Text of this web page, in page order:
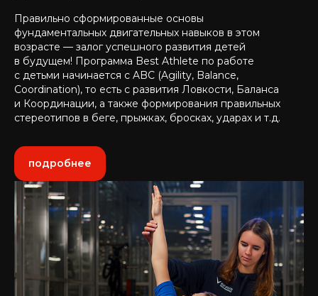
Правильно сформированные основы
фундаментальных двигательных навыков в этом
возрасте — залог успешного развития детей
в будущем! Программа Best Athlete по работе
с детьми начинается с ABC (Agility, Balance,
Coordination), то есть с развития Ловкости, Баланса
и Координации, а также формирования правильных
стереотипов в беге, прыжках, бросках, ударах и т.д.
подробнее